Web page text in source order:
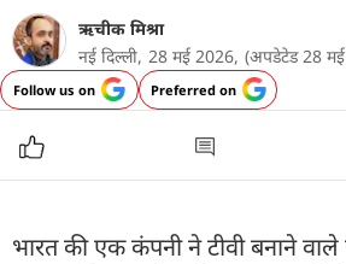
ऋचीक मिश्रा
नई दिल्ली, 28 मई 2026, (अपडेटेड 28
Follow us on Preferred on
भारत की एक कंपनी ने टीवी बनाने वाले